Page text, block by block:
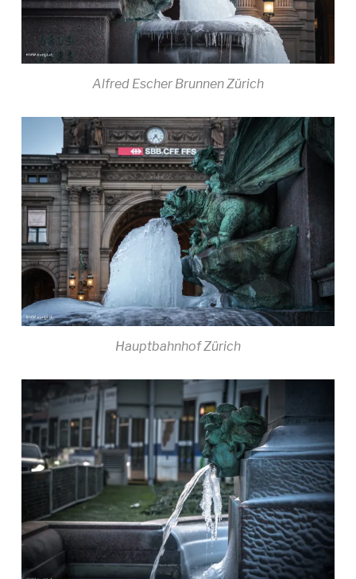
Alfred Escher Brunnen Zürich
Hauptbahnhof Zürich